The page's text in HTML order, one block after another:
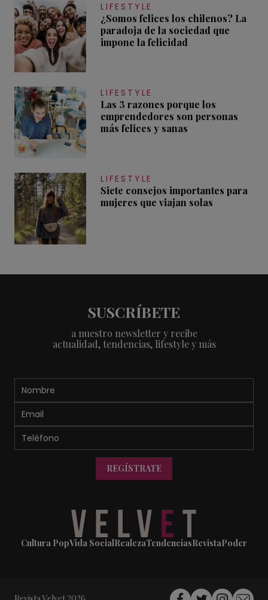
LIFESTYLE
¿Somos felices los chilenos? La
paradoja de la sociedad que
impone la felicidad
LIFESTYLE
Las 3 razones porque los
emprendedores son personas
más felices y sanas
LIFESTYLE
Siete consejos importantes para
mujeres que viajan solas
SUSCRÍBETE
a nuestro newsletter y recibe
actualidad, tendencias, lifestyle y más
REGÍSTRATE
Cultura PopVida SocialRealezaTendenciasRevistaPoder